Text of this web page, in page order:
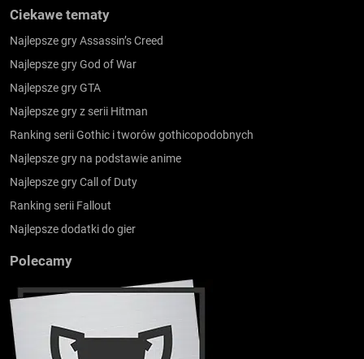
Ciekawe tematy
Najlepsze gry Assassin’s Creed
Najlepsze gry God of War
Najlepsze gry GTA
Najlepsze gry z serii Hitman
Ranking serii Gothic i tworów gothicopodobnych
Najlepsze gry na podstawie anime
Najlepsze gry Call of Duty
Ranking serii Fallout
Najlepsze dodatki do gier
Polecamy